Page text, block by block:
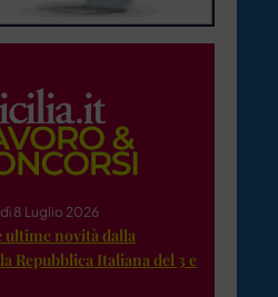
8 Luglio 2026
ultime novità dalla
Repubblica Italiana del 3 e